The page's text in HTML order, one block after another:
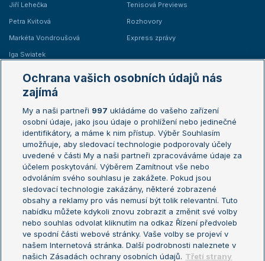
Jiří Lehečka
Petra Kvitová
Markéta Vondroušová
Iga Swiatek
Tenisová Previews
Rozhovory
Express zprávy
Žebříčky
Žebříček ATP (muži)
Žebříček WTA (ženy)
Sázkařský žebříček
Australian Open
French Open
Wimbledon
US Open
Turnaj mistrů
Turnaj mistryň
Aktualní trendy
Fotbalové přestupy
Livesport Daily
Ochrana vašich osobních údajů nás
zajímá
My a naši partneři 997 ukládáme do vašeho zařízení
osobní údaje, jako jsou údaje o prohlížení nebo jedinečné
identifikátory, a máme k nim přístup. Výběr Souhlasím
umožňuje, aby sledovací technologie podporovaly účely
uvedené v části My a naši partneři zpracováváme údaje za
účelem poskytování. Výběrem Zamítnout vše nebo
odvoláním svého souhlasu je zakážete. Pokud jsou
sledovací technologie zakázány, některé zobrazené
obsahy a reklamy pro vás nemusí být tolik relevantní. Tuto
nabídku můžete kdykoli znovu zobrazit a změnit své volby
nebo souhlas odvolat kliknutím na odkaz Řízení předvoleb
ve spodní části webové stránky. Vaše volby se projeví v
našem Internetová stránka. Další podrobnosti naleznete v
našich Zásadách ochrany osobních údajů. Třetí strany